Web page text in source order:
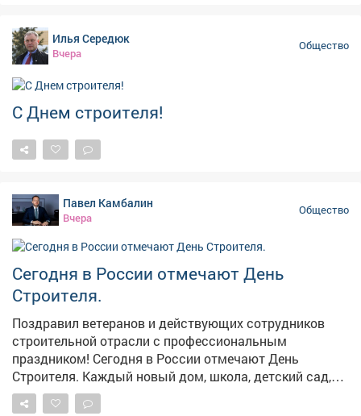
объекты, а все это создает комфортные условия для
нашей жизни. Особая благодарность ветеранам
строительной отрасли, которые своим многолетним
добросовестным трудом доказали верность
профессии, внесли свой неоценимый вклад в развитие
родного города и Кузбасса. Дорогие строители!
крепкого здоровья, счастья и благополучия!
Илья Середюк
Вчера
Общество
С Днем строителя!
Павел Камбалин
Вчера
Общество
Сегодня в России отмечают День
Строителя.
Поздравил ветеранов и действующих сотрудников
строительной отрасли с профессиональным
праздником! Сегодня в России отмечают День
Строителя. Каждый новый дом, школа, детский сад,
дорога или объект благоустройства нашего города -
это не просто бетон и кирпич, это наша с вами общая